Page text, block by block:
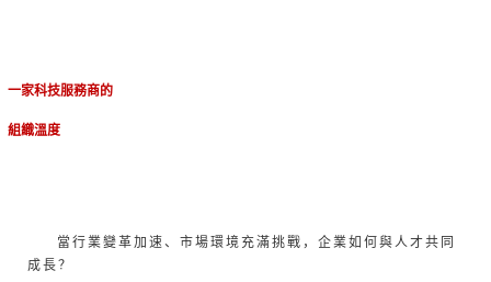
一家科技服務商的
組織溫度
當行業變革加速、市場環境充滿挑戰，企業如何與人才共同
成長？